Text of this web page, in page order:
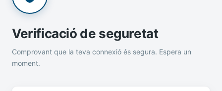
Verificació de seguretat
Comprovant que la teva connexió és segura. Espera un
moment.